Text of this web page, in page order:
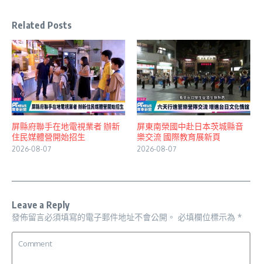
Related Posts
屏縣府聯手在地電視業者 辦新
住民媒體營開始招生
2026-08-07
屏東南榮國中赴日本茨城縣音
樂交流 國際教育展新頁
2026-08-07
Leave a Reply
發佈留言必須填寫的電子郵件地址不會公開。 必填欄位標示為 *